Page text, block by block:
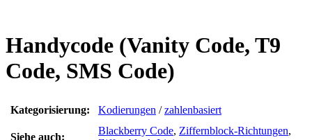
Handycode (Vanity Code, T9
Code, SMS Code)
Kategorisierung: Kodierungen /zahlenbasiert
Siehe auch:
Blackberry Code, Ziffernblock-Richtungen,